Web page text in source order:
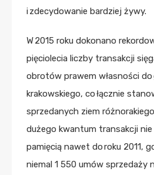
i zdecydowanie bardziej żywy.
W 2015 roku dokonano
pięciolecia liczby transakcji
obrotów prawem własności
krakowskiego, co łącznie
sprzedanych ziem
dużego kwantum transakcji
pamięcią nawet do roku 2011,
niemal 1 550 umów sprzedaży